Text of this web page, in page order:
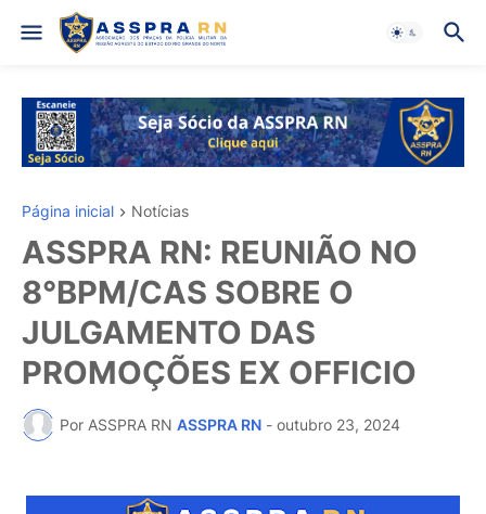
Página inicial Notícias
ASSPRA RN: REUNIÃO NO
8°BPM/CAS SOBRE O
JULGAMENTO DAS
PROMOÇÕES EX OFFICIO
Por ASSPRA RN ASSPRA RN - outubro 23, 2024